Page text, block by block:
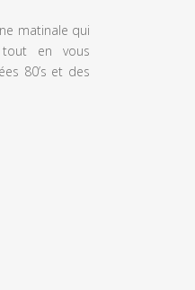
matinale qui
en vous
80’s et des